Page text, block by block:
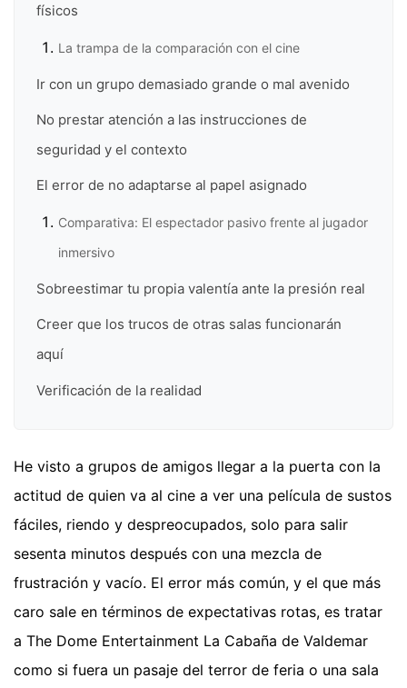
físicos
La trampa de la comparación con el cine
Ir con un grupo demasiado grande o mal avenido
No prestar atención a las instrucciones de
seguridad y el contexto
El error de no adaptarse al papel asignado
Comparativa: El espectador pasivo frente al jugador
inmersivo
Sobreestimar tu propia valentía ante la presión real
Creer que los trucos de otras salas funcionarán
aquí
Verificación de la realidad
He visto a grupos de amigos llegar a la puerta con la
actitud de quien va al cine a ver una película de sustos
fáciles, riendo y despreocupados, solo para salir
sesenta minutos después con una mezcla de
frustración y vacío. El error más común, y el que más
caro sale en términos de expectativas rotas, es tratar
a The Dome Entertainment La Cabaña de Valdemar
como si fuera un pasaje del terror de feria o una sala